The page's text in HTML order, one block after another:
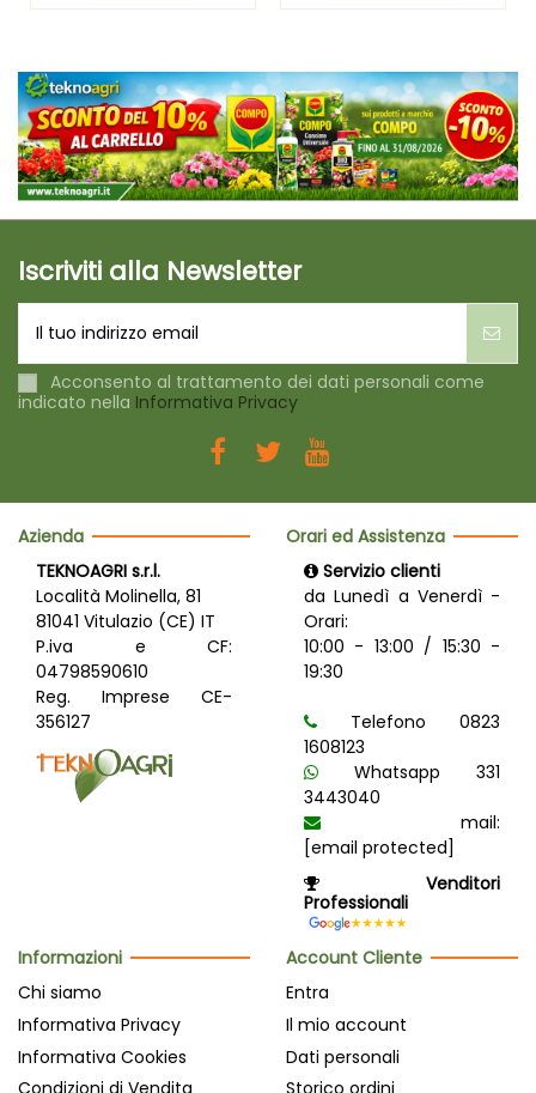
Iscriviti alla Newsletter
Acconsento al trattamento dei dati personali come
indicato nella Informativa Privacy
Azienda
TEKNOAGRI s.r.l.
Località Molinella, 81
81041 Vitulazio (CE) IT
P.iva e CF:
04798590610
Reg. Imprese CE-
356127
Orari ed Assistenza
Servizio clienti
da Lunedì a Venerdì -
Orari:
10:00 - 13:00 / 15:30 -
19:30
Telefono 0823
1608123
Whatsapp 331
3443040
mail:
[email protected]
Venditori
Professionali
Informazioni
Chi siamo
Informativa Privacy
Informativa Cookies
Account Cliente
Entra
Il mio account
Dati personali